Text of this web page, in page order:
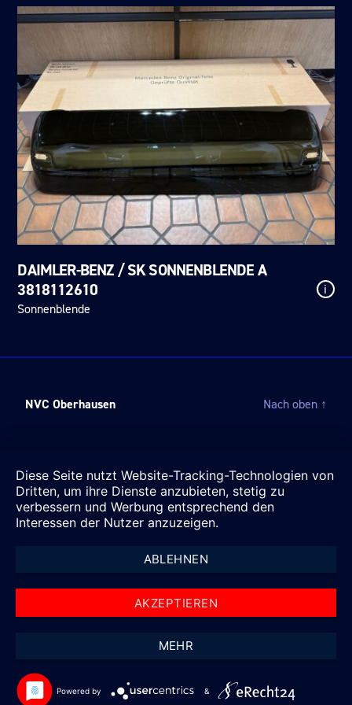
DAIMLER-BENZ / SK SONNENBLENDE A
3818112610
Sonnenblende
i
NVC Oberhausen Nach oben ↑
Diese Seite nutzt Website-Tracking-Technologien von
Dritten, um ihre Dienste anzubieten, stetig zu
verbessern und Werbung entsprechend den
Interessen der Nutzer anzuzeigen.
ABLEHNEN
AKZEPTIEREN
MEHR
Powered by &